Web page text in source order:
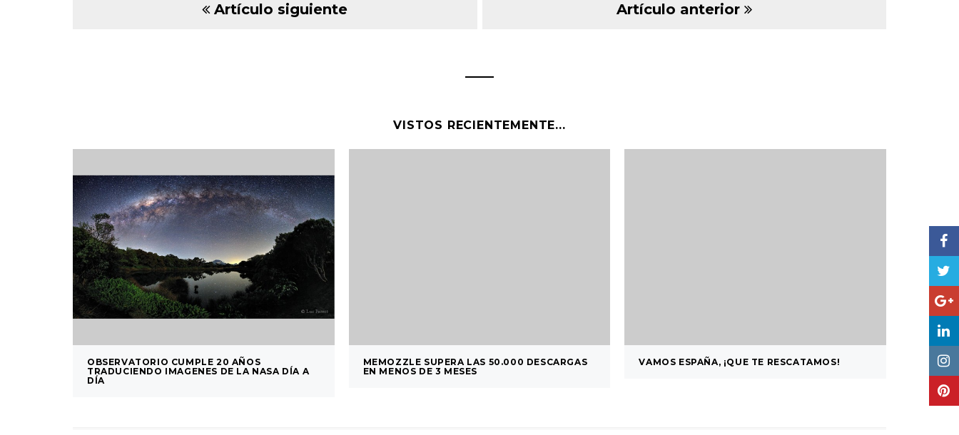
Artículo siguiente Artículo anterior
VISTOS RECIENTEMENTE...
OBSERVATORIO CUMPLE 20 AÑOS
TRADUCIENDO IMAGENES DE LA NASA DÍA A
DÍA
MEMOZZLE SUPERA LAS 50.000 DESCARGAS
EN MENOS DE 3 MESES
VAMOS ESPAÑA, ¡QUE TE RESCATAMOS!
EN